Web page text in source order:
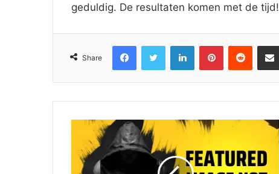
geduldig. De resultaten komen met de tijd!
Share